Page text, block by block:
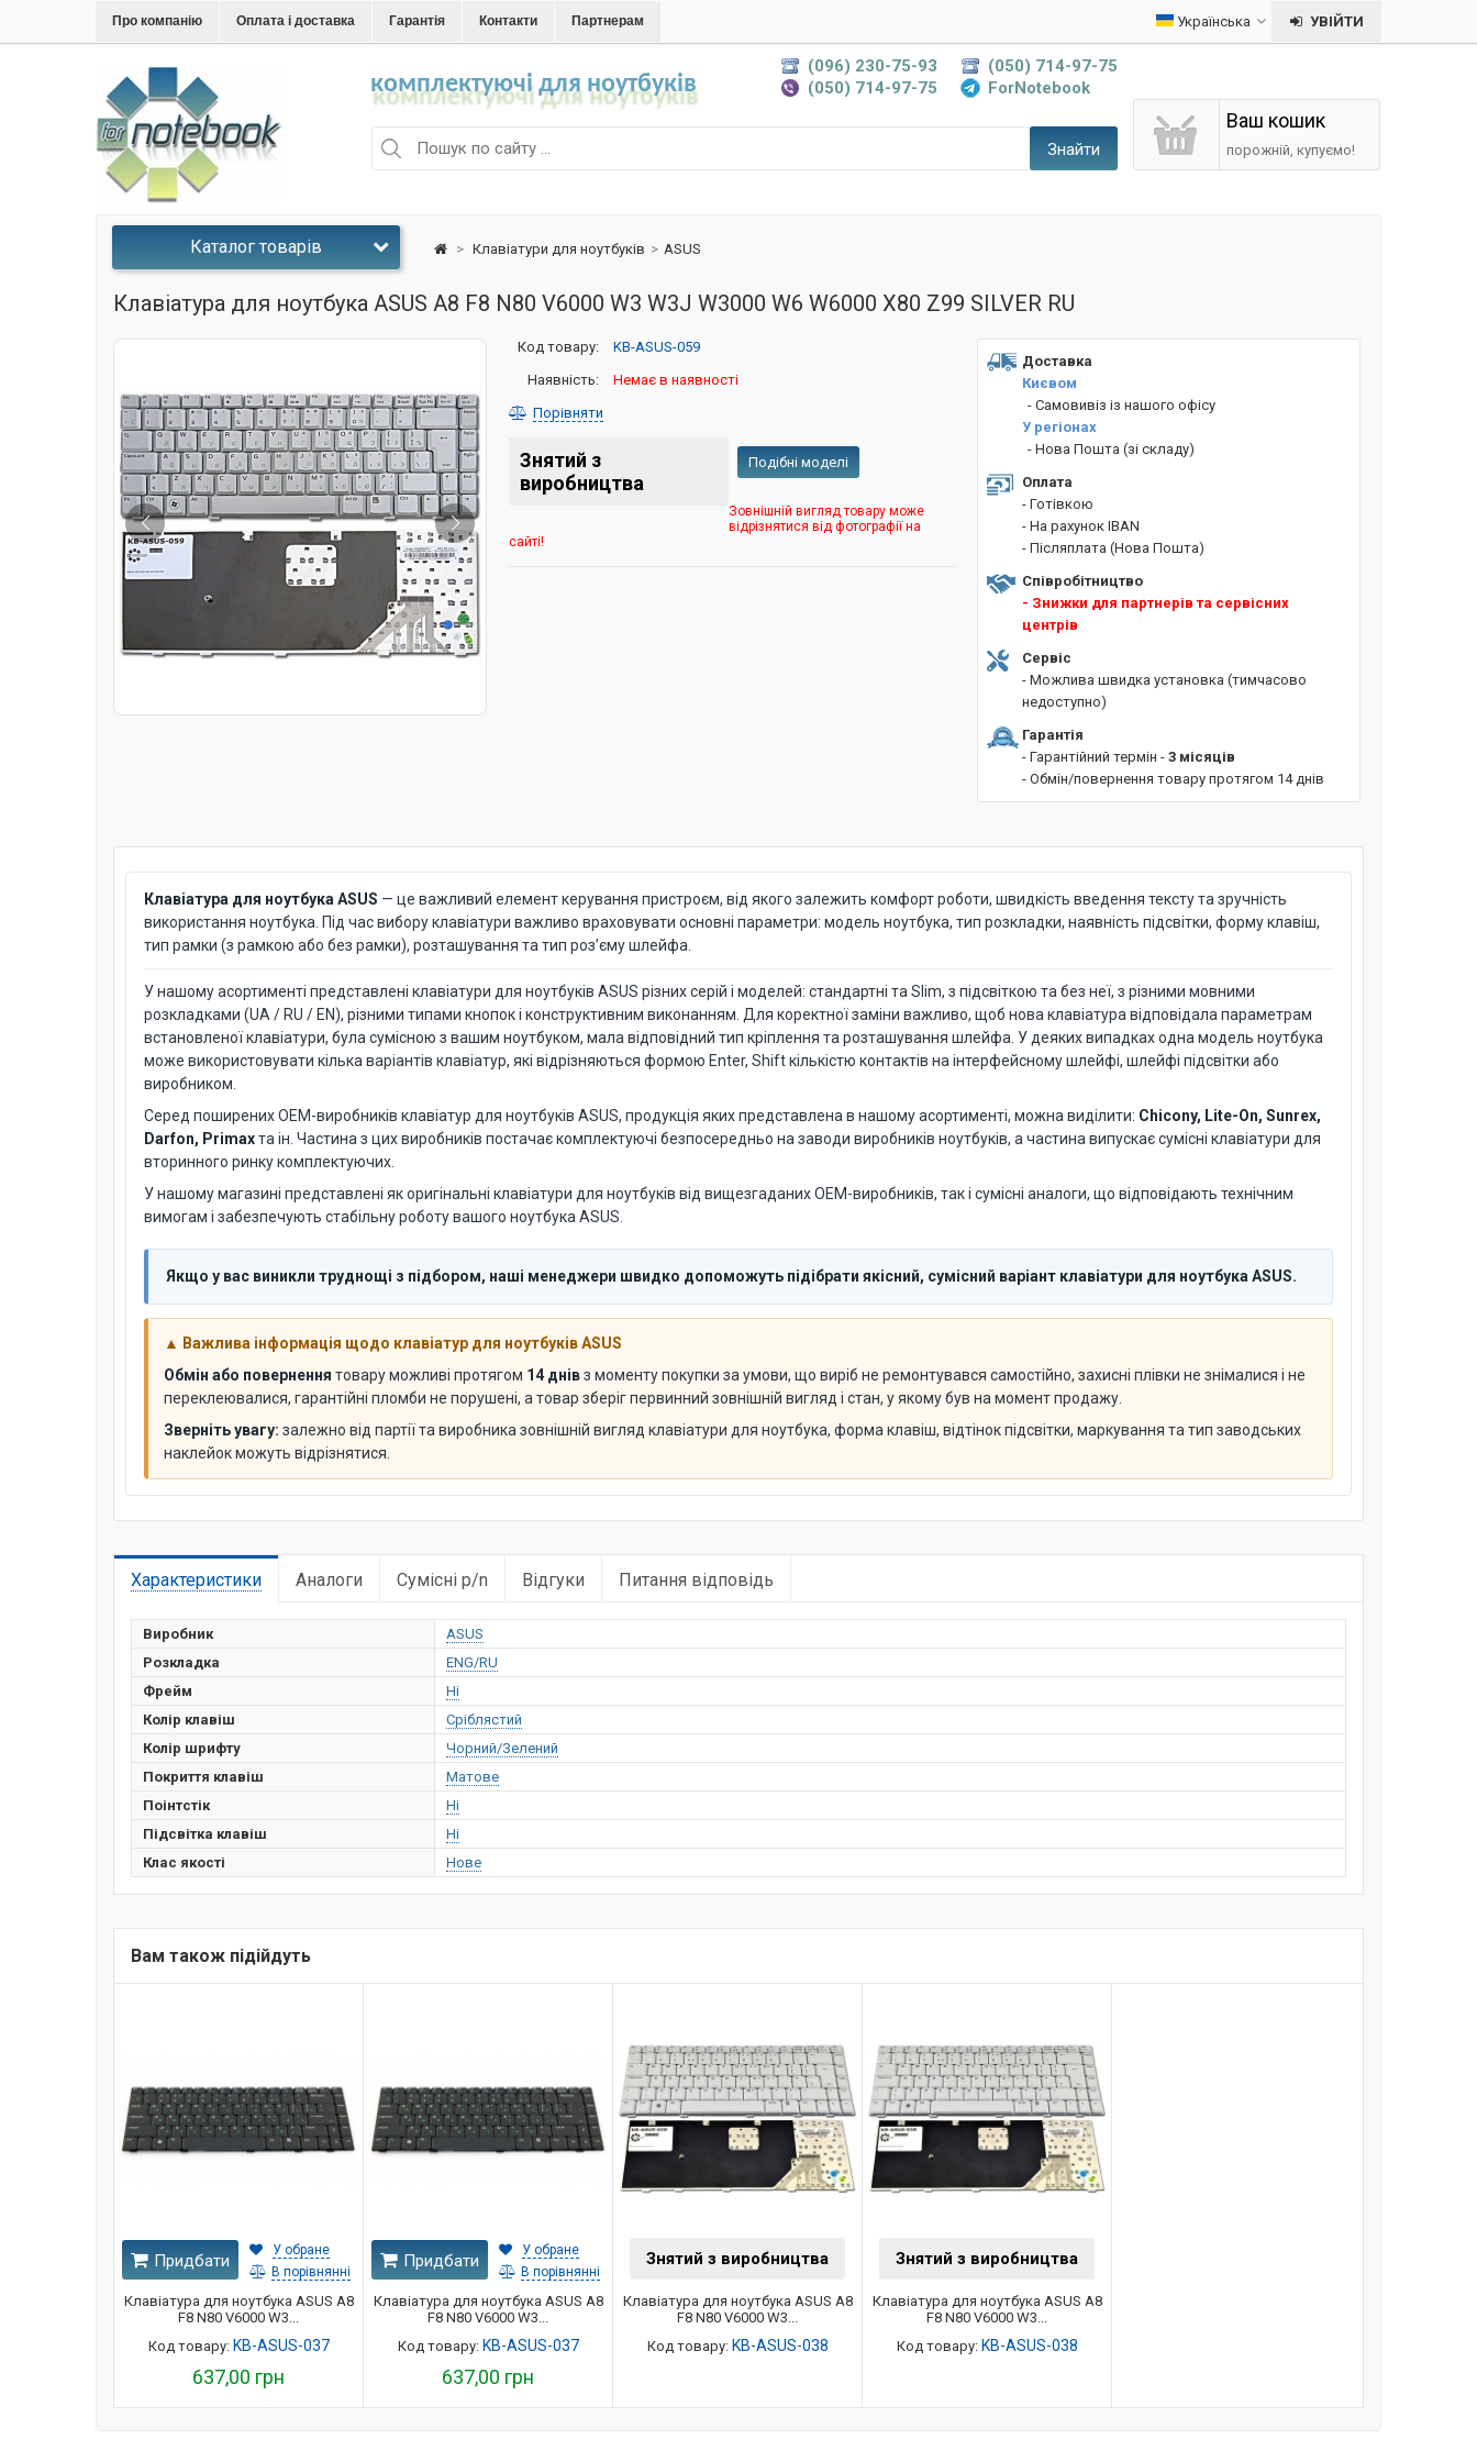
Про компанію Оплата і доставка Гарантія Контакти Партнерам Українська УВІЙТИ
Каталог товарів
Знайти
Ваш кошик
порожній, купуємо!
(096) 230-75-93
(050) 714-97-75
(050) 714-97-75
ForNotebook
комплектуючі для ноутбуків
> Клавіатури для ноутбуків > ASUS
Клавіатура для ноутбука ASUS A8 F8 N80 V6000 W3 W3J W3000 W6 W6000 X80 Z99 SILVER RU
Код товару:
KB-ASUS-059
Наявність:
Немає в наявності
Порівняти
Знятий з
виробництва
Подібні моделі
Зовнішній вигляд товару може
відрізнятися від фотографії на
сайті!
Доставка
Києвом
- Cамовивіз із нашого офісу
У регіонах
- Нова Пошта (зі складу)
Оплата
- Готівкою
- На рахунок IBAN
- Післяплата (Нова Пошта)
Співробітництво
- Знижки для партнерів та сервісних
центрів
Сервіс
- Можлива швидка установка (тимчасово
недоступно)
Гарантія
- Гарантійний термін -3 місяців
- Обмін/повернення товару протягом 14 днів
Клавіатура для ноутбука ASUS — це важливий елемент керування пристроєм, від якого залежить комфорт роботи, швидкість введення тексту та зручність
використання ноутбука. Під час вибору клавіатури важливо враховувати основні параметри: модель ноутбука, тип розкладки, наявність підсвітки, форму клавіш,
тип рамки (з рамкою або без рамки), розташування та тип роз’єму шлейфа.
У нашому асортименті представлені клавіатури для ноутбуків ASUS різних серій і моделей: стандартні та Slim, з підсвіткою та без неї, з різними мовними
розкладками (UA / RU / EN), різними типами кнопок і конструктивним виконанням. Для коректної заміни важливо, щоб нова клавіатура відповідала параметрам
встановленої клавіатури, була сумісною з вашим ноутбуком, мала відповідний тип кріплення та розташування шлейфа. У деяких випадках одна модель ноутбука
може використовувати кілька варіантів клавіатур, які відрізняються формою Enter, Shift кількістю контактів на інтерфейсному шлейфі, шлейфі підсвітки або
виробником.
Серед поширених OEM-виробників клавіатур для ноутбуків ASUS, продукція яких представлена в нашому асортименті, можна виділити: Chicony, Lite-On, Sunrex,
Darfon, Primaxта ін. Частина з цих виробників постачає комплектуючі безпосередньо на заводи виробників ноутбуків, а частина випускає сумісні клавіатури для
вторинного ринку комплектуючих.
У нашому магазині представлені як оригінальні клавіатури для ноутбуків від вищезгаданих OEM-виробників, так і сумісні аналоги, що відповідають технічним
вимогам і забезпечують стабільну роботу вашого ноутбука ASUS.
Якщо у вас виникли труднощі з підбором, наші менеджери швидко допоможуть підібрати якісний, сумісний варіант клавіатури для ноутбука ASUS.
▲ Важлива інформація щодо клавіатур для ноутбуків ASUS
Обмін або повернення товару можливі протягом 14 днівз моменту покупки за умови, що виріб не ремонтувався самостійно, захисні плівки не знімалися і не
переклеювалися, гарантійні пломби не порушені, а товар зберіг первинний зовнішній вигляд і стан, у якому був на момент продажу.
Зверніть увагу: залежно від партії та виробника зовнішній вигляд клавіатури для ноутбука, форма клавіш, відтінок підсвітки, маркування та тип заводських
наклейок можуть відрізнятися.
Характеристики Аналоги Сумісні p/n Відгуки Питання відповідь
Виробник
ASUS
Розкладка
ENG/RU
Фрейм
Ні
Колір клавіш
Сріблястий
Колір шрифту
Чорний/Зелений
Покриття клавіш
Матове
Поінтстік
Ні
Підсвітка клавіш
Ні
Клас якості
Нове
Вам також підійдуть
Придбати
У обране
В порівнянні
Клавіатура для ноутбука ASUS A8
F8 N80 V6000 W3...
Код товару: KB-ASUS-037
637,00 грн
Придбати
У обране
В порівнянні
Клавіатура для ноутбука ASUS A8
F8 N80 V6000 W3...
Код товару: KB-ASUS-037
637,00 грн
Знятий з виробництва
Клавіатура для ноутбука ASUS A8
F8 N80 V6000 W3...
Код товару: KB-ASUS-038
Знятий з виробництва
Клавіатура для ноутбука ASUS A8
F8 N80 V6000 W3...
Код товару: KB-ASUS-038